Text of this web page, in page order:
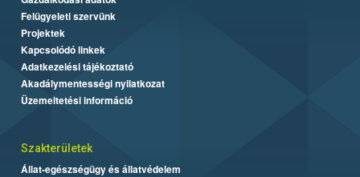
Felügyeleti szervünk
Projektek
Kapcsolódó linkek
Adatkezelési tájékoztató
Akadálymentességi nyilatkozat
Üzemeltetési információ
Szakterületek
Állat-egészségügy és állatvédelem